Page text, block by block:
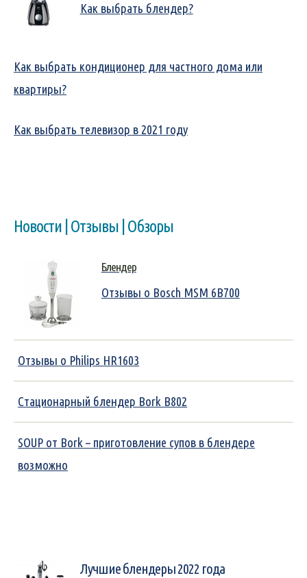
Как выбрать блендер?
Как выбрать кондиционер для частного дома или
квартиры?
Как выбрать телевизор в 2021 году
Новости | Отзывы | Обзоры
Блендер
Отзывы о Bosch MSM 6B700
Отзывы о Philips HR1603
Стационарный блендер Bork B802
SOUP от Bork – приготовление супов в блендере
возможно
Лучшие блендеры 2022 года